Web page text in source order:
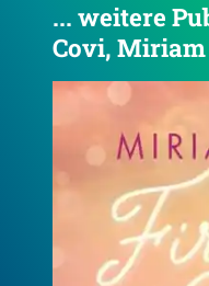
... weitere
Covi, Miriam